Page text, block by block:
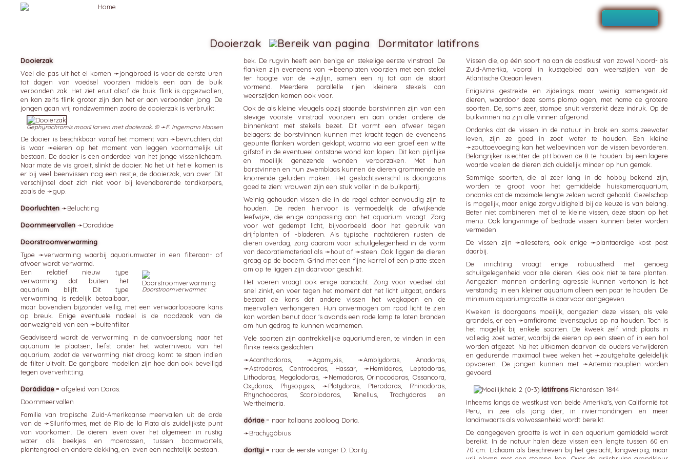
Dooierzak Dormitator latifrons
Dooierzak
Veel die pas uit het ei komen ➛jongbroed is voor de eerste uren
tot dagen van voedsel voorzien middels een aan de buik
verbonden zak. Het ziet eruit alsof de buik flink is opgezwollen,
en kan zelfs flink groter zijn dan het er aan verbonden jong. De
jongen gaan vrij rondzwemmen zodra de dooierzak is verbruikt.
Gephyrochromis moorii larven met dooierzak. © ➛F. Ingemann Hansen
De dooier is beschikbaar vanaf het moment van ➛bevruchten , dat
is waar ➛eieren op het moment van leggen voornamelijk uit
bestaan. De dooier is een onderdeel van het jonge vissenlichaam.
Naar mate de vis groeit, slinkt de dooier. Na het uit het ei komen is
er bij veel beenvissen nog een restje, de dooierzak, van over. Dit
verschijnsel doet zich niet voor bij levendbarende tandkarpers,
zoals de ➛gup
Doorluchten ➛Beluchting
Doornmeervallen ➛Doradidae
Doorstroomverwarming
Type ➛verwarming waarbij aquariumwater in een filteraan- of
afvoer wordt verwarmd.
Doorstroomverwarmer.
Een relatief nieuw type
verwarming dat buiten het
aquarium blijft. Dit type
verwarming is redelijk betaalbaar,
maar bovendien bijzonder veilig, met een verwaarloosbare kans
op breuk. Enige eventuele nadeel is de noodzaak van de
aanwezigheid van een ➛buitenfilter
Geadviseerd wordt de verwarming in de aanvoerslang naar het
aquarium te plaatsen, liefst onder het waterniveau van het
aquarium, zodat de verwarming niet droog komt te staan indien
de filter uitvalt. De gangbare modellen zijn hoe dan ook beveiligd
tegen oververhitting.
Dorádidae = afgeleid van Doras.
Doornmeervallen
Familie van tropische Zuid-Amerikaanse meervallen uit de orde
van de ➛Siluriformes , met de Rio de la Plata als zuidelijkste punt
van voorkomen. De dieren leven over het algemeen in rustig
water als beekjes en moerassen, tussen boomwortels,
plantengroei en andere dekking, en leven een nachtelijk bestaan.
bek. De rugvin heeft een benige en stekelige eerste vinstraal. De
flanken zijn eveneens van ➛beenplaten voorzien met een stekel
ter hoogte van de ➛zijlijn , samen een rij tot aan de staart
vormend. Meerdere parallelle rijen kleinere stekels aan
weerszijden komen ook voor.
Ook de als kleine vleugels opzij staande borstvinnen zijn van een
stevige voorste vinstraal voorzien en aan onder andere de
binnenkant met stekels bezet. Dit vormt een afweer tegen
belagers: de borstvinnen kunnen met kracht tegen de eveneens
gepunte flanken worden geklapt, waarna via een groef een witte
gifstof in de eventueel ontstane wond kan lopen. Dit kan pijnlijke
en moeilijk genezende wonden veroorzaken. Met hun
borstvinnen en hun zwemblaas kunnen de dieren grommende en
knorrende geluiden maken. Het geslachtsverschil is doorgaans
goed te zien: vrouwen zijn een stuk voller in de buikpartij.
Weinig gehouden vissen die in de regel echter eenvoudig zijn te
houden. De reden hiervoor is vermoedelijk de afwijkende
leefwijze, die enige aanpassing aan het aquarium vraagt. Zorg
voor wat gedempt licht, bijvoorbeeld door het gebruik van
drijfplanten of -bladeren. Als typische nachtdieren rusten de
dieren overdag, zorg daarom voor schuilgelegenheid in de vorm
van decoratiemateriaal als ➛houtof ➛steen . Ook liggen de dieren
graag op de bodem. Grind met een fijne korrel of een platte steen
om op te liggen zijn daarvoor geschikt.
Het voeren vraagt ook enige aandacht. Zorg voor voedsel dat
snel zinkt, en voer tegen het moment dat het licht uitgaat, anders
bestaat de kans dat andere vissen het wegkapen en de
meervallen verhongeren. Hun onvermogen om rood licht te zien
kan worden benut door 's avonds een rode lamp te laten branden
om hun gedrag te kunnen waarnemen.
Vele soorten zijn aantrekkelijke aquariumdieren, te vinden in een
flinke reeks geslachten:
➛Acanthodoras, ➛Agamyxis, ➛Amblydoras, Anadoras,
➛Astrodoras, Centrodoras, Hassar, ➛Hemidoras, Leptodoras,
Lithodoras, Megalodoras, ➛Nemadoras, Orinocodoras, Ossancora,
Oxydoras, Physopyxis, ➛Platydoras, Pterodoras, Rhinodoras,
Rhynchodoras, Scorpiodoras, Tenellus, Trachydoras en
Wertheimeria.
dóriae = naar Italiaans zoöloog Doria.
➛Brachygóbius
dorítyi = naar de eerste vanger D. Dority.
Vissen die, op één soort na aan de oostkust van zowel Noord- als
Zuid-Amerika, vooral in kustgebied aan weerszijden van de
Atlantische Oceaan leven.
Enigszins gestrekte en zijdelings maar weinig samengedrukt
dieren, waardoor deze soms plomp ogen, met name de grotere
soorten. De, soms zeer, stompe snuit versterkt deze indruk. Op de
buikvinnen na zijn alle vinnen afgerond.
Ondanks dat de vissen in de natuur in brak en soms zeewater
leven, zijn ze goed in zoet water te houden. Een kleine
➛zouttoevoeging kan het welbevinden van de vissen bevorderen.
Belangrijker is echter de pH boven de 8 te houden: bij een lagere
waarde voelen de dieren zich duidelijk minder op hun gemak.
Sommige soorten, die al zeer lang in de hobby bekend zijn,
worden te groot voor het gemiddelde huiskameraquarium,
ondanks dat de maximale lengte zelden wordt gehaald. Gezelschap
is mogelijk, maar enige zorgvuldigheid bij de keuze is van belang.
Beter niet combineren met al te kleine vissen, deze staan op het
menu. Ook langvinnige of bedrade vissen kunnen beter worden
vermeden.
De vissen zijn ➛alleseters , ook enige ➛plantaardige kost past
daarbij.
De inrichting vraagt enige robuustheid met genoeg
schuilgelegenheid voor alle dieren. Kies ook niet te tere planten.
Aangezien mannen onderling agressie kunnen vertonen is het
verstandig in een kleiner aquarium alleen een paar te houden. De
minimum aquariumgrootte is daarvoor aangegeven.
Kweken is doorgaans moeilijk, aangezien deze vissen, als vele
grondels, er een ➛amfidrome levenscyclus op na houden. Toch is
het mogelijk bij enkele soorten. De kweek zelf vindt plaats in
volledig zoet water, waarbij de eieren op een steen of in een hol
worden afgezet. Na het uitkomen daarvan de ouders verwijderen
en gedurende maximaal twee weken het ➛zoutgehalte geleidelijk
opvoeren. De jongen kunnen met ➛Artemia-naupliën worden
gevoerd.
látifronsRichardson 1844
Inheems langs de westkust van beide Amerika's, van Californië tot
Peru, in zee als jong dier, in riviermondingen en meer
landinwaarts als volwassenheid wordt bereikt.
De aangegeven grootte is wat in een aquarium gemiddeld wordt
bereikt. In de natuur halen deze vissen een lengte tussen 60 en
70 cm. Lichaam als beschreven bij het geslacht, langwerpig, maar